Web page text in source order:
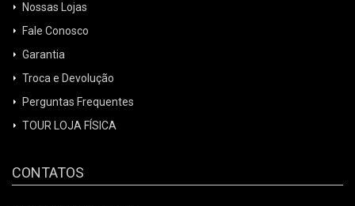
Nossas Lojas
Fale Conosco
Garantia
Troca e Devolução
Perguntas Frequentes
TOUR LOJA FÍSICA
CONTATOS